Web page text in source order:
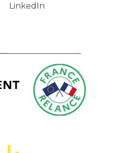
LinkedIn